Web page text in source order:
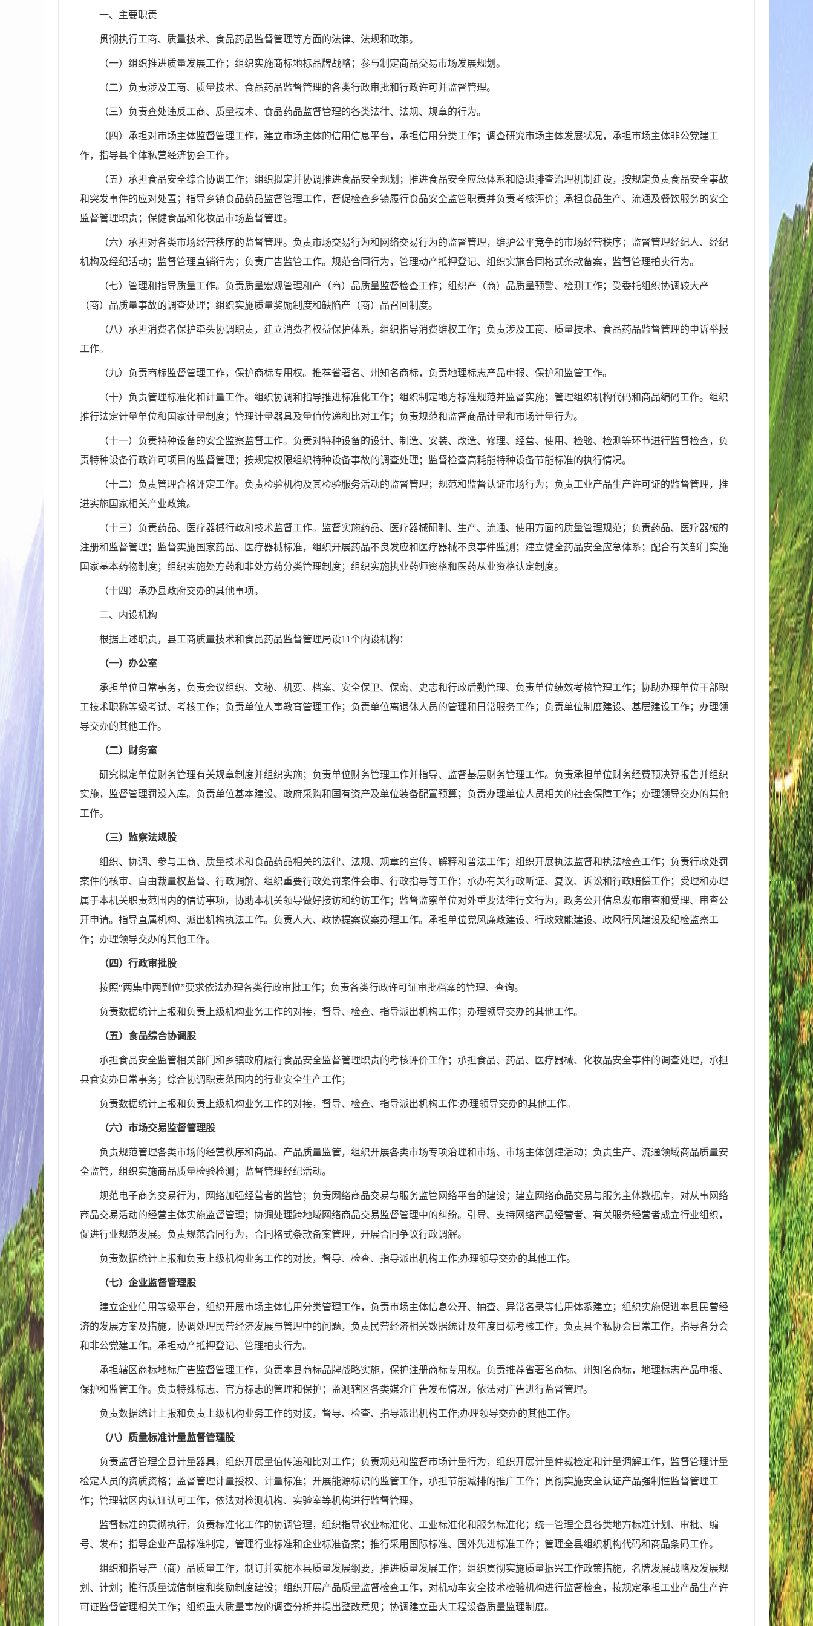
一、主要职责
贯彻执行工商、质量技术、食品药品监督管理等方面的法律、法规和政策。
（一）组织推进质量发展工作；组织实施商标地标品牌战略；参与制定商品交易市场发展规划。
（二）负责涉及工商、质量技术、食品药品监督管理的各类行政审批和行政许可并监督管理。
（三）负责查处违反工商、质量技术、食品药品监督管理的各类法律、法规、规章的行为。
（四）承担对市场主体监督管理工作，建立市场主体的信用信息平台，承担信用分类工作；调查研究市场主体发展状况，承担市场主体非公党建工
作，指导县个体私营经济协会工作。
（五）承担食品安全综合协调工作；组织拟定并协调推进食品安全规划；推进食品安全应急体系和隐患排查治理机制建设，按规定负责食品安全事故
和突发事件的应对处置；指导乡镇食品药品监督管理工作，督促检查乡镇履行食品安全监管职责并负责考核评价；承担食品生产、流通及餐饮服务的安全
监督管理职责；保健食品和化妆品市场监督管理。
（六）承担对各类市场经营秩序的监督管理。负责市场交易行为和网络交易行为的监督管理，维护公平竞争的市场经营秩序；监督管理经纪人、经纪
机构及经纪活动；监督管理直销行为；负责广告监管工作。规范合同行为，管理动产抵押登记、组织实施合同格式条款备案，监督管理拍卖行为。
（七）管理和指导质量工作。负责质量宏观管理和产（商）品质量监督检查工作；组织产（商）品质量预警、检测工作；受委托组织协调较大产
（商）品质量事故的调查处理；组织实施质量奖励制度和缺陷产（商）品召回制度。
（八）承担消费者保护牵头协调职责，建立消费者权益保护体系，组织指导消费维权工作；负责涉及工商、质量技术、食品药品监督管理的申诉举报
工作。
（九）负责商标监督管理工作，保护商标专用权。推荐省著名、州知名商标，负责地理标志产品申报、保护和监管工作。
（十）负责管理标准化和计量工作。组织协调和指导推进标准化工作；组织制定地方标准规范并监督实施；管理组织机构代码和商品编码工作。组织
推行法定计量单位和国家计量制度；管理计量器具及量值传递和比对工作；负责规范和监督商品计量和市场计量行为。
（十一）负责特种设备的安全监察监督工作。负责对特种设备的设计、制造、安装、改造、修理、经营、使用、检验、检测等环节进行监督检查，负
责特种设备行政许可项目的监督管理；按规定权限组织特种设备事故的调查处理；监督检查高耗能特种设备节能标准的执行情况。
（十二）负责管理合格评定工作。负责检验机构及其检验服务活动的监督管理；规范和监督认证市场行为；负责工业产品生产许可证的监督管理，推
进实施国家相关产业政策。
（十三）负责药品、医疗器械行政和技术监督工作。监督实施药品、医疗器械研制、生产、流通、使用方面的质量管理规范；负责药品、医疗器械的
注册和监督管理；监督实施国家药品、医疗器械标准，组织开展药品不良发应和医疗器械不良事件监测；建立健全药品安全应急体系；配合有关部门实施
国家基本药物制度；组织实施处方药和非处方药分类管理制度；组织实施执业药师资格和医药从业资格认定制度。
（十四）承办县政府交办的其他事项。
二、内设机构
根据上述职责，县工商质量技术和食品药品监督管理局设11个内设机构：
（一）办公室
承担单位日常事务，负责会议组织、文秘、机要、档案、安全保卫、保密、史志和行政后勤管理、负责单位绩效考核管理工作；协助办理单位干部职
工技术职称等级考试、考核工作；负责单位人事教育管理工作；负责单位离退休人员的管理和日常服务工作；负责单位制度建设、基层建设工作；办理领
导交办的其他工作。
（二）财务室
研究拟定单位财务管理有关规章制度并组织实施；负责单位财务管理工作并指导、监督基层财务管理工作。负责承担单位财务经费预决算报告并组织
实施，监督管理罚没入库。负责单位基本建设、政府采购和国有资产及单位装备配置预算；负责办理单位人员相关的社会保障工作；办理领导交办的其他
工作。
（三）监察法规股
组织、协调、参与工商、质量技术和食品药品相关的法律、法规、规章的宣传、解释和普法工作；组织开展执法监督和执法检查工作；负责行政处罚
案件的核审、自由裁量权监督、行政调解、组织重要行政处罚案件会审、行政指导等工作；承办有关行政听证、复议、诉讼和行政赔偿工作；受理和办理
属于本机关职责范围内的信访事项，协助本机关领导做好接访和约访工作；监督监察单位对外重要法律行文行为，政务公开信息发布审查和受理、审查公
开申请。指导直属机构、派出机构执法工作。负责人大、政协提案议案办理工作。承担单位党风廉政建设、行政效能建设、政风行风建设及纪检监察工
作；办理领导交办的其他工作。
（四）行政审批股
按照“两集中两到位”要求依法办理各类行政审批工作；负责各类行政许可证审批档案的管理、查询。
负责数据统计上报和负责上级机构业务工作的对接，督导、检查、指导派出机构工作；办理领导交办的其他工作。
（五）食品综合协调股
承担食品安全监管相关部门和乡镇政府履行食品安全监督管理职责的考核评价工作；承担食品、药品、医疗器械、化妆品安全事件的调查处理，承担
县食安办日常事务；综合协调职责范围内的行业安全生产工作；
负责数据统计上报和负责上级机构业务工作的对接，督导、检查、指导派出机构工作;办理领导交办的其他工作。
（六）市场交易监督管理股
负责规范管理各类市场的经营秩序和商品、产品质量监管，组织开展各类市场专项治理和市场、市场主体创建活动；负责生产、流通领域商品质量安
全监管，组织实施商品质量检验检测；监督管理经纪活动。
规范电子商务交易行为，网络加强经营者的监管；负责网络商品交易与服务监管网络平台的建设；建立网络商品交易与服务主体数据库，对从事网络
商品交易活动的经营主体实施监督管理；协调处理跨地域网络商品交易监督管理中的纠纷。引导、支持网络商品经营者、有关服务经营者成立行业组织，
促进行业规范发展。负责规范合同行为，合同格式条款备案管理，开展合同争议行政调解。
负责数据统计上报和负责上级机构业务工作的对接，督导、检查、指导派出机构工作;办理领导交办的其他工作。
（七）企业监督管理股
建立企业信用等级平台，组织开展市场主体信用分类管理工作，负责市场主体信息公开、抽查、异常名录等信用体系建立；组织实施促进本县民营经
济的发展方案及措施，协调处理民营经济发展与管理中的问题，负责民营经济相关数据统计及年度目标考核工作，负责县个私协会日常工作，指导各分会
和非公党建工作。承担动产抵押登记、管理拍卖行为。
承担辖区商标地标广告监督管理工作，负责本县商标品牌战略实施，保护注册商标专用权。负责推荐省著名商标、州知名商标，地理标志产品申报、
保护和监管工作。负责特殊标志、官方标志的管理和保护；监测辖区各类媒介广告发布情况，依法对广告进行监督管理。
负责数据统计上报和负责上级机构业务工作的对接，督导、检查、指导派出机构工作;办理领导交办的其他工作。
（八）质量标准计量监督管理股
负责监督管理全县计量器具，组织开展量值传递和比对工作；负责规范和监督市场计量行为，组织开展计量仲裁检定和计量调解工作，监督管理计量
检定人员的资质资格；监督管理计量授权、计量标准；开展能源标识的监管工作，承担节能减排的推广工作；贯彻实施安全认证产品强制性监督管理工
作；管理辖区内认证认可工作，依法对检测机构、实验室等机构进行监督管理。
监督标准的贯彻执行，负责标准化工作的协调管理，组织指导农业标准化、工业标准化和服务标准化；统一管理全县各类地方标准计划、审批、编
号、发布；指导企业产品标准制定，管理行业标准和企业标准备案；推行采用国际标准、国外先进标准工作；管理全县组织机构代码和商品条码工作。
组织和指导产（商）品质量工作，制订并实施本县质量发展纲要，推进质量发展工作；组织贯彻实施质量振兴工作政策措施，名牌发展战略及发展规
划、计划；推行质量诚信制度和奖励制度建设；组织开展产品质量监督检查工作，对机动车安全技术检验机构进行监督检查，按规定承担工业产品生产许
可证监督管理相关工作；组织重大质量事故的调查分析并提出整改意见；协调建立重大工程设备质量监理制度。